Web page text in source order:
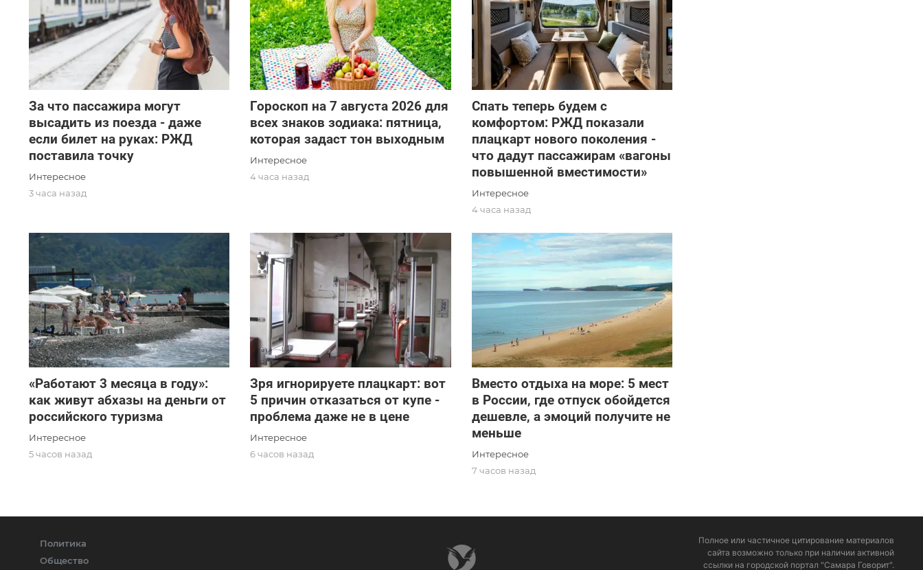
За что пассажира могут
высадить из поезда - даже
если билет на руках: РЖД
поставила точку
Интересное
3 часа назад
Гороскоп на 7 августа 2026 для
всех знаков зодиака: пятница,
которая задаст тон выходным
Интересное
4 часа назад
Спать теперь будем с
комфортом: РЖД показали
плацкарт нового поколения -
что дадут пассажирам «вагоны
повышенной вместимости»
Интересное
4 часа назад
«Работают 3 месяца в году»:
как живут абхазы на деньги от
российского туризма
Интересное
5 часов назад
Зря игнорируете плацкарт: вот
5 причин отказаться от купе -
проблема даже не в цене
Интересное
6 часов назад
Вместо отдыха на море: 5 мест
в России, где отпуск обойдется
дешевле, а эмоций получите не
меньше
Интересное
7 часов назад
Политика
Общество
Полное или частичное цитирование материалов
сайта возможно только при наличии активной
ссылки на городской портал "Самара Говорит".